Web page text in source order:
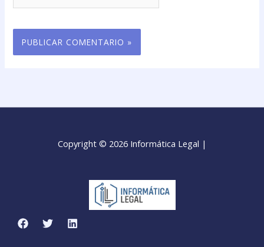
Copyright © 2026 Informática Legal |